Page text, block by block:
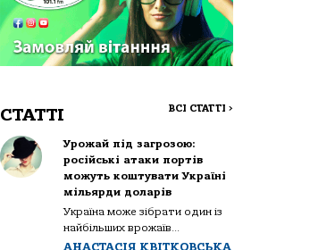
СТАТТІ ВСІ СТАТТІ >
Урожай під загрозою:
російські атаки портів
можуть коштувати Україні
мільярди доларів
Україна може зібрати один із
найбільших врожаїв...
АНАСТАСІЯ КВІТКОВСЬКА